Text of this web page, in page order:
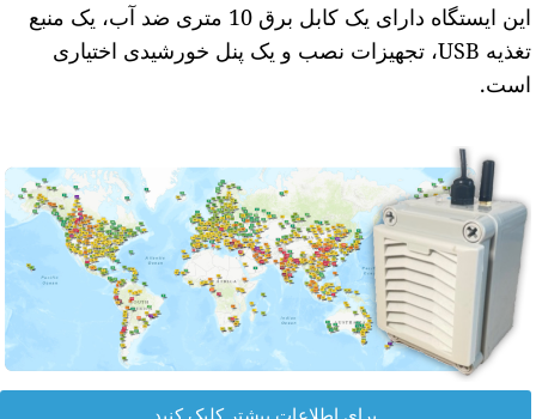
این ایستگاه دارای یک کابل برق 10 متری ضد آب، یک منبع
تغذیه USB، تجهیزات نصب و یک پنل خورشیدی اختیاری
است.